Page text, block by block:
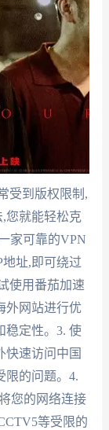
受到版权限制,
您就能轻松克
家可靠的VPN
址,即可绕过
使用番茄加速
外网站进行优
稳定性。3. 使
快速访问中国
限的问题。4.
您的网络连接
等受限的